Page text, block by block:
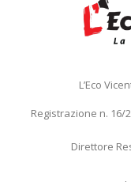
L’Eco
Registrazione n. 16/
Direttore